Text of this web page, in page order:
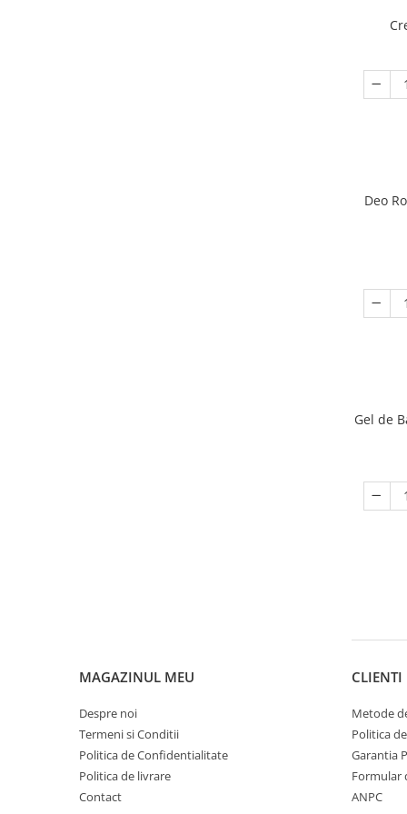
Deo
Gel de
MAGAZINUL MEU
Despre noi
Termeni si Conditii
Politica de Confidentialitate
Politica de livrare
Contact
CLIENTI
Metode
Politica
Garantia
Formular
ANPC